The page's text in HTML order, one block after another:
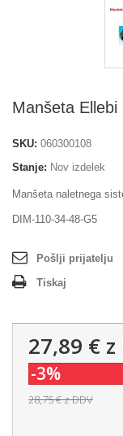
Manšeta
SKU: 060300108
Stanje: Nov izdelek
Manšeta naletnega
DIM-110-34-48-G5
Pošlji prijatelju
Tiskaj
27,89 € z
-3%
28,75 €z DDV